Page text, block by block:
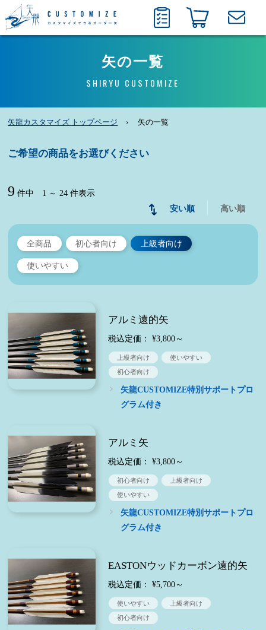
矢の一覧
SHIRYU CUSTOMIZE
矢龍カスタマイズ トップページ 矢の一覧
ご希望の商品をお選びください
9 件中 1 ～ 24 件表示
安い順 高い順
全商品 初心者向け 上級者向け
使いやすい
アルミ遠的矢
税込定価： ¥3,800～
上級者向け
使いやすい
初心者向け
矢龍CUSTOMIZE特別サポートプロ
グラム付き
アルミ矢
税込定価： ¥3,800～
初心者向け
上級者向け
使いやすい
矢龍CUSTOMIZE特別サポートプロ
グラム付き
EASTONウッドカーボン遠的矢
税込定価： ¥5,700～
使いやすい
上級者向け
初心者向け